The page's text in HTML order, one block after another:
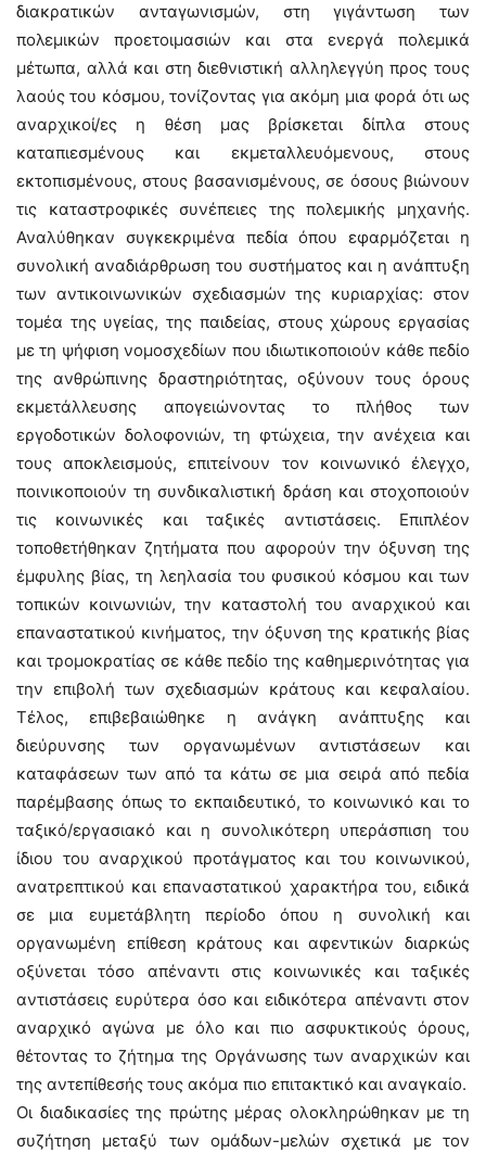
διακρατικών ανταγωνισμών, στη γιγάντωση των
πολεμικών προετοιμασιών και στα ενεργά πολεμικά
μέτωπα, αλλά και στη διεθνιστική αλληλεγγύη προς τους
λαούς του κόσμου, τονίζοντας για ακόμη μια φορά ότι ως
αναρχικοί/ες η θέση μας βρίσκεται δίπλα στους
καταπιεσμένους και εκμεταλλευόμενους, στους
εκτοπισμένους, στους βασανισμένους, σε όσους βιώνουν
τις καταστροφικές συνέπειες της πολεμικής μηχανής.
Αναλύθηκαν συγκεκριμένα πεδία όπου εφαρμόζεται η
συνολική αναδιάρθρωση του συστήματος και η ανάπτυξη
των αντικοινωνικών σχεδιασμών της κυριαρχίας: στον
τομέα της υγείας, της παιδείας, στους χώρους εργασίας
με τη ψήφιση νομοσχεδίων που ιδιωτικοποιούν κάθε πεδίο
της ανθρώπινης δραστηριότητας, οξύνουν τους όρους
εκμετάλλευσης απογειώνοντας το πλήθος των
εργοδοτικών δολοφονιών, τη φτώχεια, την ανέχεια και
τους αποκλεισμούς, επιτείνουν τον κοινωνικό έλεγχο,
ποινικοποιούν τη συνδικαλιστική δράση και στοχοποιούν
τις κοινωνικές και ταξικές αντιστάσεις. Επιπλέον
τοποθετήθηκαν ζητήματα που αφορούν την όξυνση της
έμφυλης βίας, τη λεηλασία του φυσικού κόσμου και των
τοπικών κοινωνιών, την καταστολή του αναρχικού και
επαναστατικού κινήματος, την όξυνση της κρατικής βίας
και τρομοκρατίας σε κάθε πεδίο της καθημερινότητας για
την επιβολή των σχεδιασμών κράτους και κεφαλαίου.
Τέλος, επιβεβαιώθηκε η ανάγκη ανάπτυξης και
διεύρυνσης των οργανωμένων αντιστάσεων και
καταφάσεων των από τα κάτω σε μια σειρά από πεδία
παρέμβασης όπως το εκπαιδευτικό, το κοινωνικό και το
ταξικό/εργασιακό και η συνολικότερη υπεράσπιση του
ίδιου του αναρχικού προτάγματος και του κοινωνικού,
ανατρεπτικού και επαναστατικού χαρακτήρα του, ειδικά
σε μια ευμετάβλητη περίοδο όπου η συνολική και
οργανωμένη επίθεση κράτους και αφεντικών διαρκώς
οξύνεται τόσο απέναντι στις κοινωνικές και ταξικές
αντιστάσεις ευρύτερα όσο και ειδικότερα απέναντι στον
αναρχικό αγώνα με όλο και πιο ασφυκτικούς όρους,
θέτοντας το ζήτημα της Οργάνωσης των αναρχικών και
της αντεπίθεσής τους ακόμα πιο επιτακτικό και αναγκαίο.
Οι διαδικασίες της πρώτης μέρας ολοκληρώθηκαν με τη
συζήτηση μεταξύ των ομάδων-μελών σχετικά με τον